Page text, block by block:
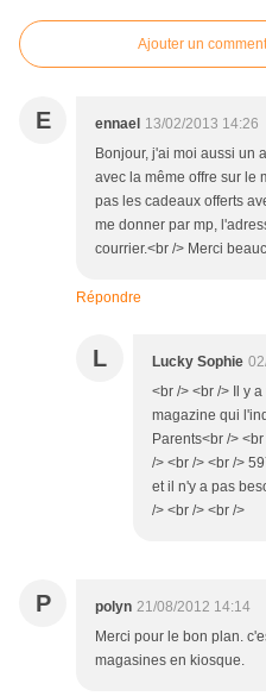
Ajouter un
E ennael 13/02/2013 14:26
Bonjour, j'ai moi aussi un
avec la même offre sur le
pas les cadeaux offerts
me donner par mp,
courrier.<br /> Merci
Répondre
L Lucky Sophie
<br /> <br /> Il y
magazine qui
Parents<br />
/> <br /> <br />
et il n'y a pas
/> <br /> <br />
P polyn 21/08/2012 14:14
Merci pour le bon plan.
magasines en kiosque.